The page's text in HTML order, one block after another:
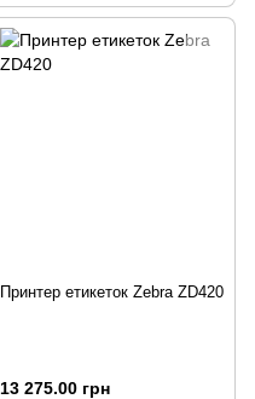
Принтер етикеток Zebra ZD420
13 275.00 грн